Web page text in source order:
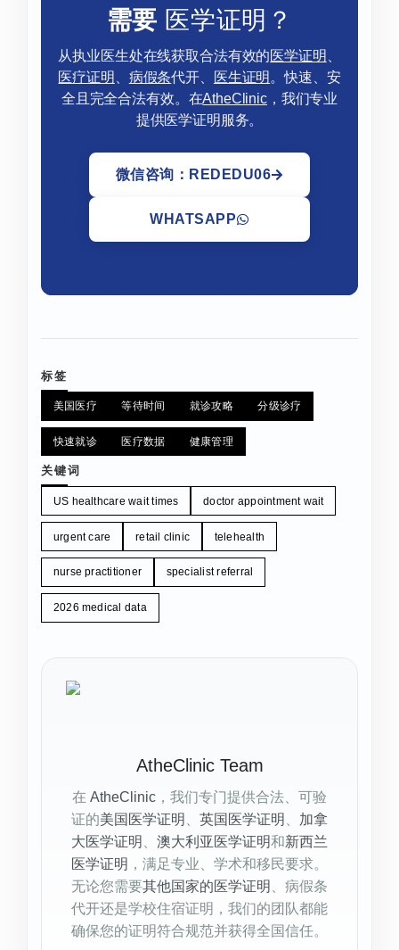
需要 医学证明？
从执业医生处在线获取合法有效的医学证明
医疗证明
病假条代开、 医生证明 。快速、安
全且完全合法有效。在AtheClinic，我们专业
提供医学证明服务。
微信咨询：REDEDU06
WHATSAPP
标签
美国医疗 等待时间 就诊攻略 分级诊疗
快速就诊 医疗数据 健康管理
关键词
US healthcare wait times doctor appointment wait
urgent care retail clinic telehealth
nurse practitioner specialist referral
2026 medical data
AtheClinic Team
在 AtheClinic ，我们专门提供合法、可验
证的美国医学证明 英国医学证明
加拿
大医学证明
澳大利亚医学证明和新西兰
医学证明 ，满足专业、学术和移民要求。
无论您需要其他国家的医学证明
、病假条
代开还是学校住宿证明，我们的团队都能
确保您的证明符合规范并获得全国信任。